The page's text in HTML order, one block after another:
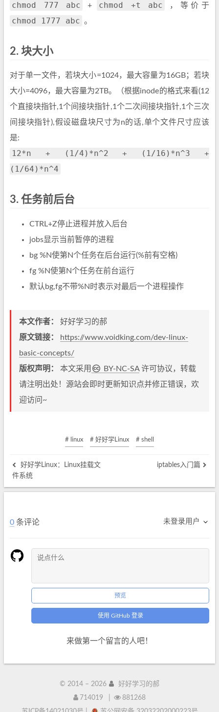
chmod 777 abc + chmod +t abc ，等价于
chmod 1777 abc 。
2. 块大小
对于单一文件，若块大小=1024，最大容量为16GB；若块
大小=4096，最大容量为2TB。（根据inode的格式来看(12
个直接块指针,1个间接块指针,1个二次间接块指针,1个三次
间接块指针),假设磁盘块尺寸为n的话,单个文件尺寸应该
是:
12*n + (1/4)*n^2 + (1/16)*n^3 +
(1/64)*n^4
3. 任务前后台
CTRL+Z停止进程并放入后台
jobs显示当前暂停的进程
bg %N使第N个任务在后台运行(%前有空格)
fg %N使第N个任务在前台运行
默认bg,fg不带%N时表示对最后一个进程操作
本文作者：
好好学习的郝
原文链接：
https://www.voidking.com/dev-linux-
basic-concepts/
版权声明：
本文采用 BY-NC-SA许可协议，转载
请注明出处！源站会即时更新知识点并修正错误，欢
迎访问~
# linux # 好好学Linux # shell
好好学Linux：Linux挂载文
件系统
iptables入门篇
0 条评论 未登录用户
预览
使用 GitHub 登录
来做第一个留言的人吧！
© 2014 – 2026
好好学习的郝
714019
881268